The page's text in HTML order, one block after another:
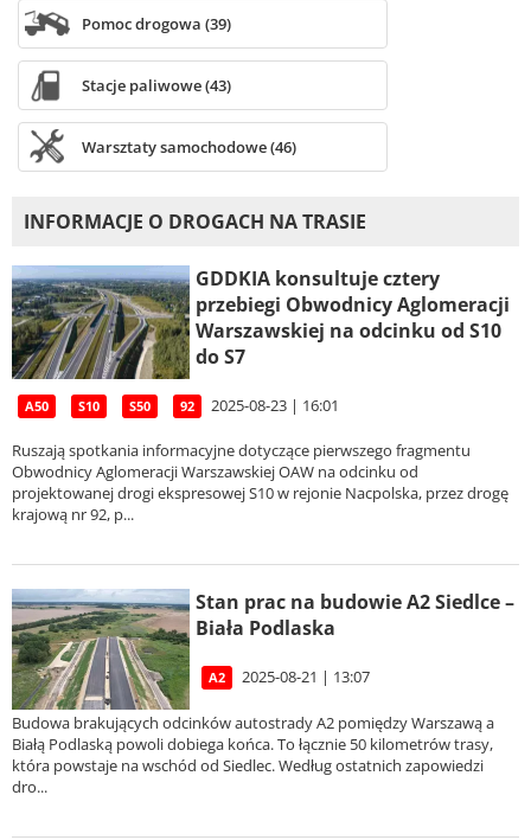
Pomoc drogowa (39)
Stacje paliwowe (43)
Warsztaty samochodowe (46)
INFORMACJE O DROGACH NA TRASIE
GDDKIA konsultuje cztery
przebiegi Obwodnicy Aglomeracji
Warszawskiej na odcinku od S10
do S7
A50 S10 S50 92 2025-08-23 | 16:01
Ruszają spotkania informacyjne dotyczące pierwszego fragmentu
Obwodnicy Aglomeracji Warszawskiej OAW na odcinku od
projektowanej drogi ekspresowej S10 w rejonie Nacpolska, przez drogę
krajową nr 92, p...
Stan prac na budowie A2 Siedlce –
Biała Podlaska
A2 2025-08-21 | 13:07
Budowa brakujących odcinków autostrady A2 pomiędzy Warszawą a
Białą Podlaską powoli dobiega końca. To łącznie 50 kilometrów trasy,
która powstaje na wschód od Siedlec. Według ostatnich zapowiedzi
dro...